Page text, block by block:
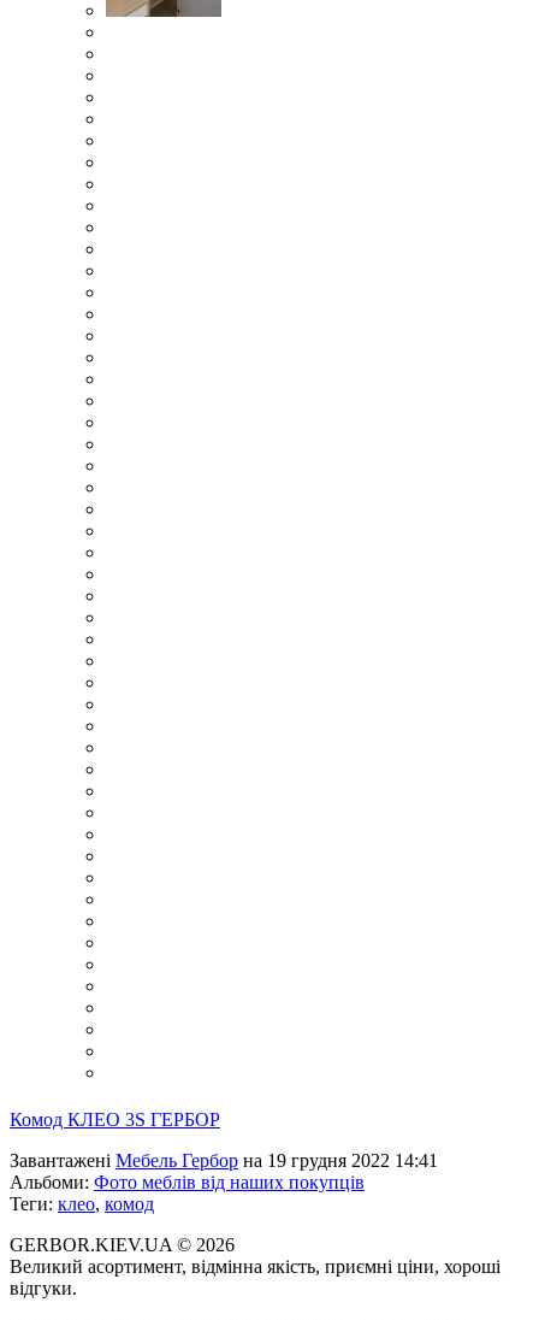
Комод КЛЕО 3S ГЕРБОР
Завантажені Мебель Гербор на 19 грудня 2022 14:41
Альбоми: Фото меблів від наших покупців
Теги: клео, комод
GERBOR.KIEV.UA © 2026
Великий асортимент, відмінна якість, приємні ціни, хороші
відгуки.